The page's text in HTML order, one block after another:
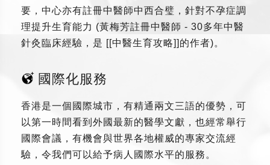
要，中心亦有註冊中醫師中西合璧，針對不孕症調
理提升生育能力 (黃梅芳註冊中醫師 - 30多年中醫
針灸臨床經驗，是 [[中醫生育攻略]]的作者)。
國際化服務
香港是一個國際城市，有精通兩文三語的優勢，可
以第一時間看到外國最新的醫學文獻，也經常舉行
國際會議，有機會與世界各地權威的專家交流經
驗，令我們可以給予病人國際水平的服務。